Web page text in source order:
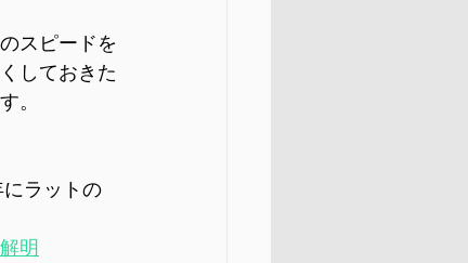
スピードを
しておきた
。
ラットの
明